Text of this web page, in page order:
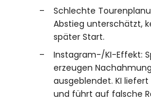
Schlechte
Abstieg unterschätzt,
später Start.
Instagram-/KI-Effekt:
erzeugen
ausgeblendet. KI
und führt auf falsche